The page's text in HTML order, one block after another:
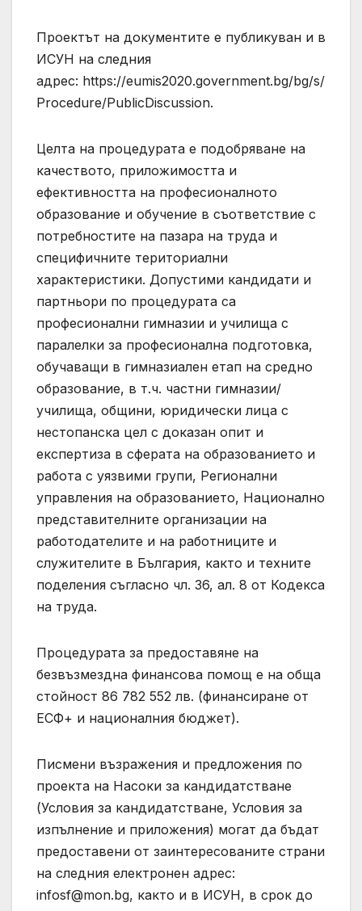
Проектът на документите е публикуван и в
ИСУН на следния
адрес: https://eumis2020.government.bg/bg/s/
Procedure/PublicDiscussion.
Целта на процедурата е подобряване на
качеството, приложимостта и
ефективността на професионалното
образование и обучение в съответствие с
потребностите на пазара на труда и
специфичните териториални
характеристики. Допустими кандидати и
партньори по процедурата са
професионални гимназии и училища с
паралелки за професионална подготовка,
обучаващи в гимназиален етап на средно
образование, в т.ч. частни гимназии/
училища, общини, юридически лица с
нестопанска цел с доказан опит и
експертиза в сферата на образованието и
работа с уязвими групи, Регионални
управления на образованието, Национално
представителните организации на
работодателите и на работниците и
служителите в България, както и техните
поделения съгласно чл. 36, ал. 8 от Кодекса
на труда.
Процедурата за предоставяне на
безвъзмездна финансова помощ е на обща
стойност 86 782 552 лв. (финансиране от
ЕСФ+ и националния бюджет).
Писмени възражения и предложения по
проекта на Насоки за кандидатстване
(Условия за кандидатстване, Условия за
изпълнение и приложения) могат да бъдат
предоставени от заинтересованите страни
на следния електронен адрес:
infosf@mon.bg, както и в ИСУН, в срок до